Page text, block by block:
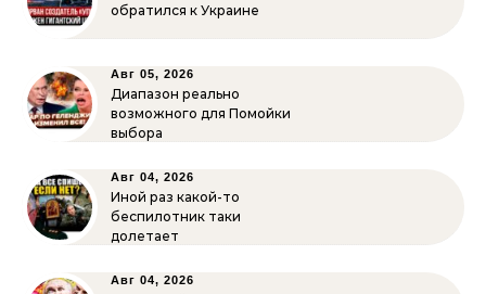
обратился к Украине
Авг 05, 2026
Диапазон реально
возможного для Помойки
выбора
Авг 04, 2026
Иной раз какой-то
беспилотник таки
долетает
Авг 04, 2026